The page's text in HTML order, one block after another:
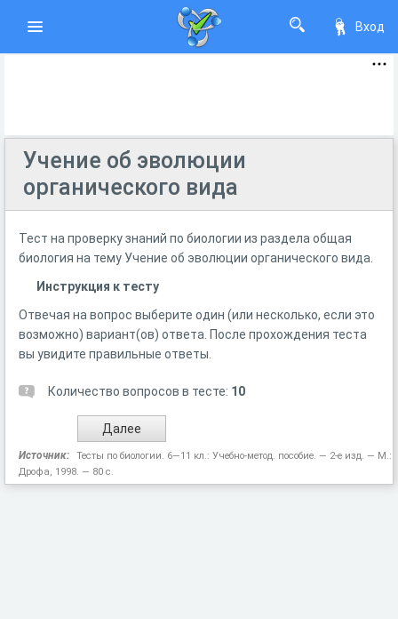
Вход
Учение об эволюции
органического вида
Тест на проверку знаний по биологии из раздела общая
биология на тему Учение об эволюции органического вида.
Инструкция к тесту
Отвечая на вопрос выберите один (или несколько, если это
возможно) вариант(ов) ответа. После прохождения теста
вы увидите правильные ответы.
Количество вопросов в тесте: 10
Источник:
Тесты по биологии. 6—11 кл.: Учебно-метод. пособие. — 2-е изд. — М.:
Дрофа, 1998. — 80 с.